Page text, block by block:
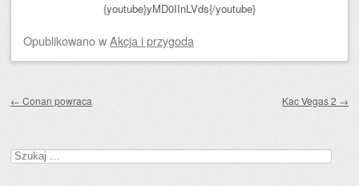
{youtube}yMD0IInLVds{/youtube}
OpublikowanowAkcja i przygoda
← Conan powraca Kac Vegas 2 →
Szukaj: